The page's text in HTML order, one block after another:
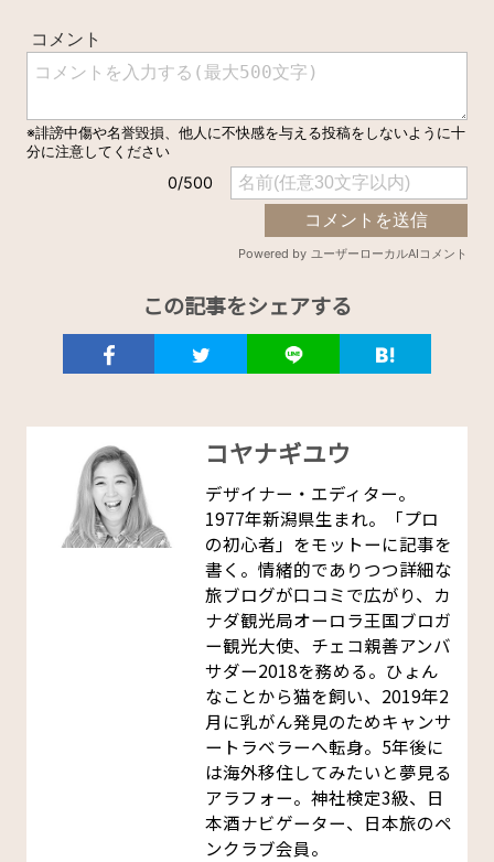
この記事をシェアする
コヤナギユウ
デザイナー・エディター。
1977年新潟県生まれ。「プロ
の初心者」をモットーに記事を
書く。情緒的でありつつ詳細な
旅ブログが口コミで広がり、カ
ナダ観光局オーロラ王国ブロガ
ー観光大使、チェコ親善アンバ
サダー2018を務める。ひょん
なことから猫を飼い、2019年2
月に乳がん発見のためキャンサ
ートラベラーへ転身。5年後に
は海外移住してみたいと夢見る
アラフォー。神社検定3級、日
本酒ナビゲーター、日本旅のペ
ンクラブ会員。